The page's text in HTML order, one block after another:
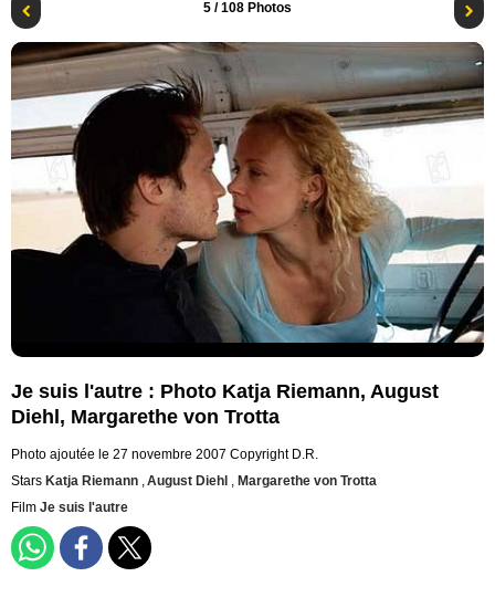
5 / 108 Photos
Je suis l'autre : Photo Katja Riemann, August
Diehl, Margarethe von Trotta
Photo ajoutée le 27 novembre 2007 Copyright D.R.
Stars Katja Riemann ,August Diehl , Margarethe von Trotta
Film Je suis l'autre